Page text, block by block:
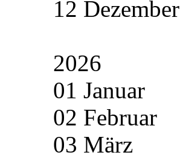
12 Dezember
2026
01 Januar
02 Februar
03 März